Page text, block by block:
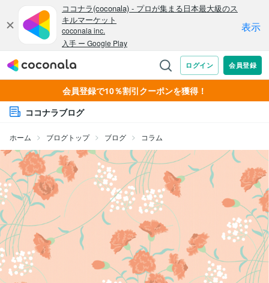
会員登録で10％割引クーポンを獲得！
ココナラブログ
ホーム ブログトップ ブログ コラム